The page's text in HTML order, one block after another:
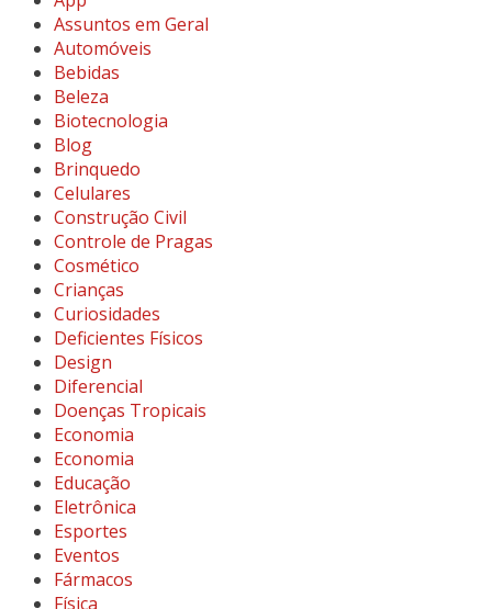
Assuntos em Geral
Automóveis
Bebidas
Beleza
Biotecnologia
Blog
Brinquedo
Celulares
Construção Civil
Controle de Pragas
Cosmético
Crianças
Curiosidades
Deficientes Físicos
Design
Diferencial
Doenças Tropicais
Economia
Economia
Educação
Eletrônica
Esportes
Eventos
Fármacos
Física